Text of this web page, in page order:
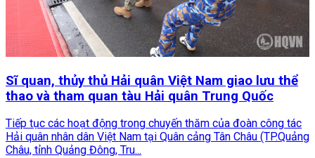
Sĩ quan, thủy thủ Hải quân Việt Nam giao lưu thể
thao và tham quan tàu Hải quân Trung Quốc
Tiếp tục các hoạt động trong chuyến thăm của đoàn công tác
Hải quân nhân dân Việt Nam tại Quân cảng Tân Châu (TP.Quảng
Châu, tỉnh Quảng Đông, Tru...